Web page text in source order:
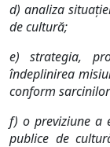
d) analiza
de cultură;
e) strategia,
îndeplinirea
conform
f) o previziune a
publice de